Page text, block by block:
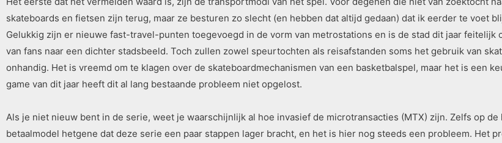
skateboards en fietsen zijn terug, maar ze besturen zo slecht (en hebben dat altijd gedaan) dat ik eerder te voet
Gelukkig zijn er nieuwe fast-travel-punten toegevoegd in de vorm van metrostations en is de stad dit jaar feitelijk
van fans naar een dichter stadsbeeld. Toch zullen zowel speurtochten als reisafstanden soms het gebruik van
onhandig. Het is vreemd om te klagen over de skateboardmechanismen van een basketbalspel, maar het is een
game van dit jaar heeft dit al lang bestaande probleem niet opgelost.
Als je niet nieuw bent in de serie, weet je waarschijnlijk al hoe invasief de microtransacties (MTX) zijn. Zelfs op
betaalmodel hetgene dat deze serie een paar stappen lager bracht, en het is hier nog steeds een probleem. Het